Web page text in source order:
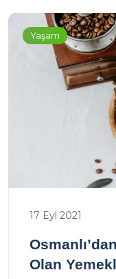
Yaşam
17 Eyl 2021
Olan